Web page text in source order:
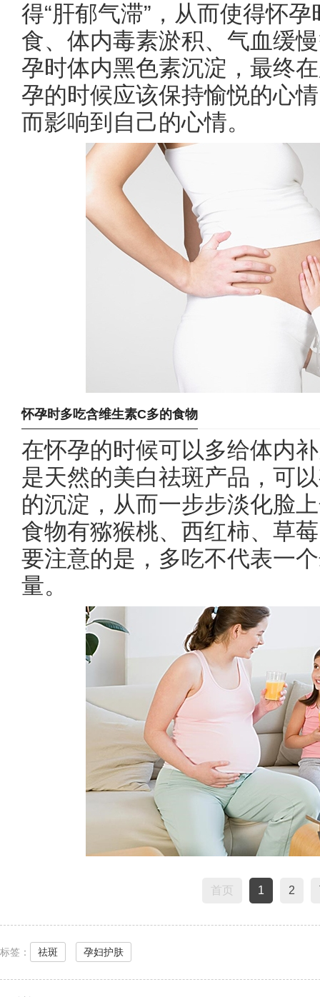
得“肝郁气滞”，从而使得怀孕
食、体内毒素淤积、气血缓
孕时体内黑色素沉淀，最终
孕的时候应该保持愉悦的心
而影响到自己的心情。
怀孕时多吃含维生素C多的食物
在怀孕的时候可以多给体内
是天然的美白祛斑产品，可
的沉淀，从而一步步淡化脸
食物有猕猴桃、西红柿、草
要注意的是，多吃不代表一
量。
首页 1 2
标签： 祛斑 孕妇护肤